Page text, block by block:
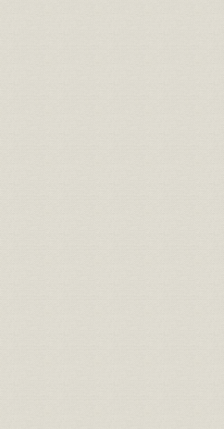
生産 炭の使用量
宝暦11年
(1844年)
生産;価格 炭(10貫目当り)の単価
宝暦11年
(1854年)
経営者;役員 広瀬宰平 [慶応4年
経営者;役員 川田小一郎 [明治元年
資料 最後の銅炭運上目録 明治3年
事業所;資料 借区開坑願添付図 明治6年
事業所;生産 銅山附御林の調査通達と届出 明治5年
事業所;資源 別子鉱山備林(第一備林)の内訳 明治8年
事業所 別子鉱山全景 明治14年
経営政策 別子鉱山近代化起業方針書 明治9年
生産;林業 新事業にともなう諸材木の増加 [明治13年
生産 新事業にともなう薪の増加 [明治13年
生産 新事業にともなう木炭の増加 [明治13年
生産 第二備林借用一覧
明治11年
(1881年)
生産;事業所 別子鉱山第一・第二備林分布図 明治28年